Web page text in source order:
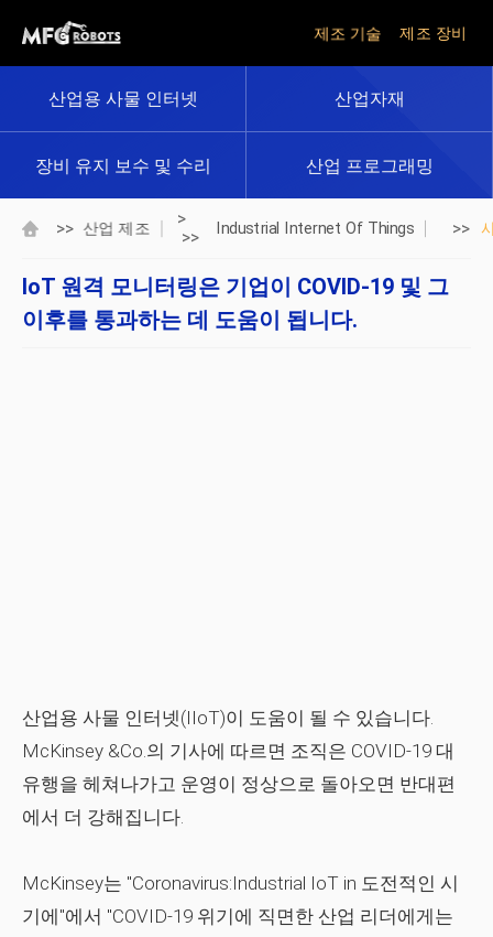
제조 기술 제조 장비
산업용 사물 인터넷 산업자재
장비 유지 보수 및 수리 산업 프로그래밍
>> 산업 제조
>
>>
Industrial Internet Of Things >>
IoT 원격 모니터링은 기업이 COVID-19 및 그
이후를 통과하는 데 도움이 됩니다.
산업용 사물 인터넷(IIoT)이 도움이 될 수 있습니다.
McKinsey &Co.의 기사에 따르면 조직은 COVID-19 대
유행을 헤쳐나가고 운영이 정상으로 돌아오면 반대편
에서 더 강해집니다.
McKinsey는 "Coronavirus:Industrial IoT in 도전적인 시
기에"에서 "COVID-19 위기에 직면한 산업 리더에게는